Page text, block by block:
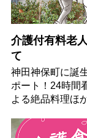
介護付有料老
て
神田神保町に誕
ポート！24時間
よる絶品料理ほ